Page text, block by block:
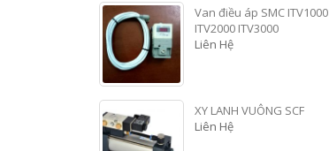
Van điều áp SMC ITV1000
ITV2000 ITV3000
Liên Hệ
XY LANH VUÔNG SCF
Liên Hệ